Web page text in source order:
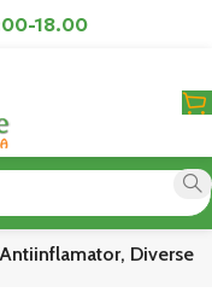
18.00
Diverse